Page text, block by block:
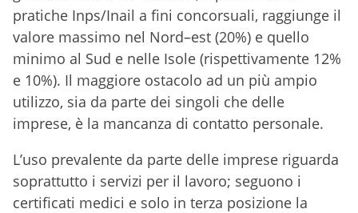
pratiche Inps/Inail a fini concorsuali, raggiunge il
valore massimo nel Nord–est (20%) e quello
minimo al Sud e nelle Isole (rispettivamente 12%
e 10%). Il maggiore ostacolo ad un più ampio
utilizzo, sia da parte dei singoli che delle
imprese, è la mancanza di contatto personale.
L’uso prevalente da parte delle imprese riguarda
soprattutto i servizi per il lavoro; seguono i
certificati medici e solo in terza posizione la